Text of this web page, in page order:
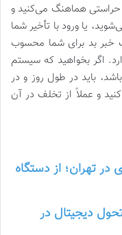
حراستی هماهنگ می‌کنید و
یا ورود با تأخیر شما
خبر بد برای شما محسوب
اگر بخواهید که سیستم
باید در طول روز و در
و عملاً از تخلف در آن
در تهران؛ از دستگاه
دیجیتال در